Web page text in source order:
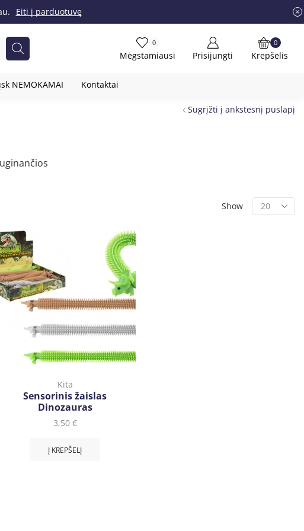
Eiti į parduotuvę
0
Mėgstamiausi Prisijungti
0
Krepšelis
NEMOKAMAI Kontaktai
Sugrįžti į ankstesnį puslapį
Show
Kita
Sensorinis žaislas
Dinozauras
3,50 €
Į KREPŠELĮ